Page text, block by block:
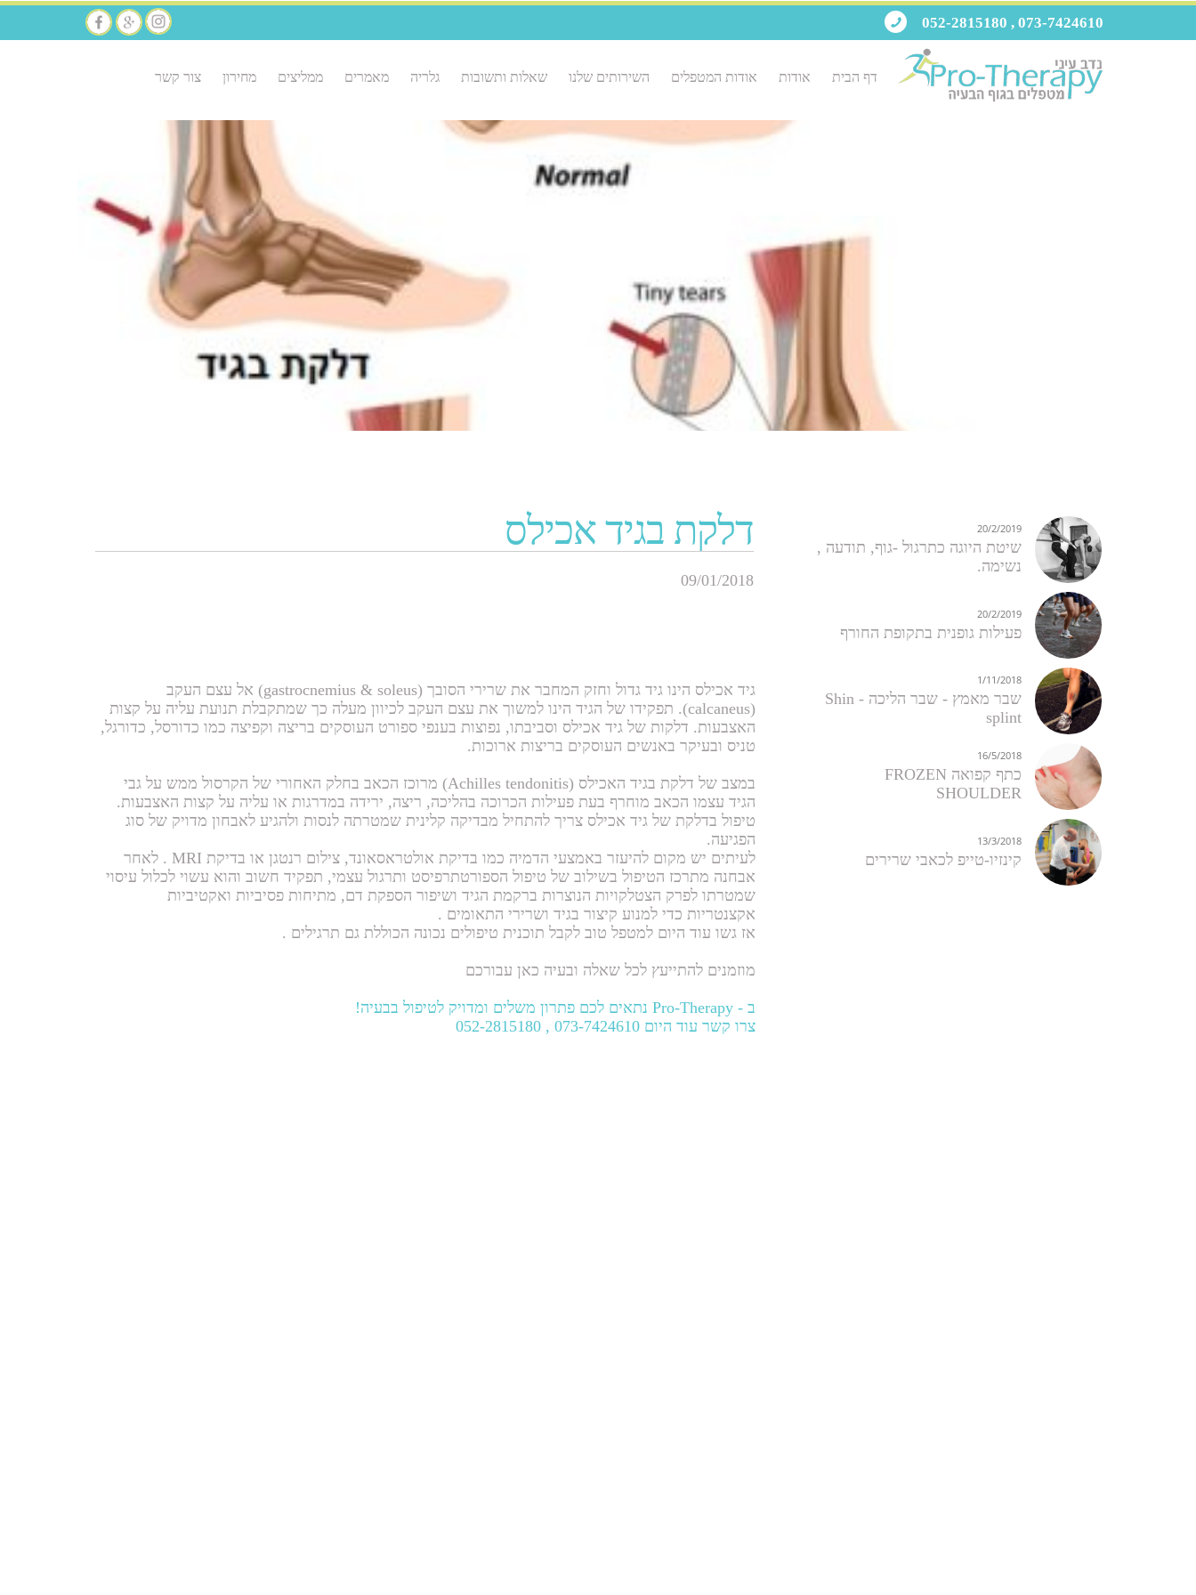
20/2/2019
שיטת היוגה כתרגול -גוף, תודעה ,
נשימה​.
20/2/2019
פעילות גופנית בתקופת החורף ​
1/11/2018
שבר מאמץ - שבר הליכה - Shin
splint ​
16/5/2018
כתף קפואה FROZEN
SHOULDER
13/3/2018
קינזיו-טייפ לכאבי שרירים
073-7424610 , 052-2815180
דף הבית אודות אודות המטפלים השירותים שלנו שאלות ותשובות גלריה מאמרים ממליצים מחירון צור קשר
​דלקת בגיד אכילס
09/01/2018
גיד אכילס הינו גיד גדול וחזק המחבר את שרירי הסובך (gastrocnemius & soleus) אל עצם העקב
(calcaneus). תפקידו של הגיד הינו למשוך את עצם העקב לכיוון מעלה כך שמתקבלת תנועת עליה על קצות
האצבעות. דלקות של גיד אכילס וסביבתו, נפוצות בענפי ספורט העוסקים בריצה וקפיצה כמו כדורסל, כדורגל,
טניס ובעיקר באנשים העוסקים בריצות ארוכות.
במצב של דלקת בגיד האכילס (Achilles tendonitis) מרוכז הכאב בחלק האחורי של הקרסול ממש על גבי
הגיד עצמו הכאב מוחרף בעת פעילות הכרוכה בהליכה, ריצה, ירידה במדרגות או עליה על קצות האצבעות.
טיפול בדלקת של גיד אכילס צריך להתחיל מבדיקה קלינית שמטרתה לנסות ולהגיע לאבחון מדויק של סוג
הפגיעה.
לעיתים יש מקום להיעזר באמצעי הדמיה כמו בדיקת אולטראסאונד, צילום רנטגן או בדיקת MRI . לאחר
אבחנה מתרכז הטיפול בשילוב של טיפול הספורטתרפיסט ותרגול עצמי, תפקיד חשוב והוא עשוי לכלול עיסוי
שמטרתו לפרק הצטלקויות הנוצרות ברקמת הגיד ושיפור הספקת דם, מתיחות פסיביות ואקטיביות
אקצנטריות כדי למנוע קיצור בגיד ושרירי התאומים .
אז גשו עוד היום למטפל טוב לקבל תוכנית טיפולים נכונה הכוללת גם תרגילים .
מוזמנים להתייעץ לכל שאלה ובעיה כאן עבורכם
ב - Pro-Therapy נתאים לכם פתרון משלים ומדויק לטיפול בבעיה!
צרו קשר עוד היום 073-7424610 , 052-2815180